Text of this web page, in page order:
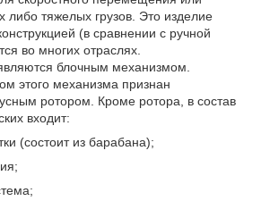
тяжелых грузов. Это изделие
(в сравнении с ручной
во многих отраслях.
блочным механизмом.
этого механизма признан
ротором. Кроме ротора, в состав
входит:
(состоит из барабана);